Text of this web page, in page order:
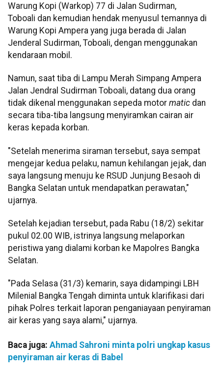
Warung Kopi (Warkop) 77 di Jalan Sudirman,
Toboali dan kemudian hendak menyusul temannya di
Warung Kopi Ampera yang juga berada di Jalan
Jenderal Sudirman, Toboali, dengan menggunakan
kendaraan mobil.
Namun, saat tiba di Lampu Merah Simpang Ampera
Jalan Jendral Sudirman Toboali, datang dua orang
tidak dikenal menggunakan sepeda motor matic dan
secara tiba-tiba langsung menyiramkan cairan air
keras kepada korban.
"Setelah menerima siraman tersebut, saya sempat
mengejar kedua pelaku, namun kehilangan jejak, dan
saya langsung menuju ke RSUD Junjung Besaoh di
Bangka Selatan untuk mendapatkan perawatan,"
ujarnya.
Setelah kejadian tersebut, pada Rabu (18/2) sekitar
pukul 02.00 WIB, istrinya langsung melaporkan
peristiwa yang dialami korban ke Mapolres Bangka
Selatan.
"Pada Selasa (31/3) kemarin, saya didampingi LBH
Milenial Bangka Tengah diminta untuk klarifikasi dari
pihak Polres terkait laporan penganiayaan penyiraman
air keras yang saya alami," ujarnya.
Baca juga: Ahmad Sahroni minta polri ungkap kasus
penyiraman air keras di Babel